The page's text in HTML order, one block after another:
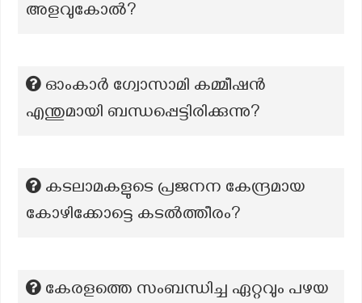
അളവുകോൽ?
ഓംകാർ ഗ്വോസാമി കമ്മീഷൻ
എന്തുമായി ബന്ധപ്പെട്ടിരിക്കുന്നു?
കടലാമകളുടെ പ്രജനന കേന്ദ്രമായ
കോഴിക്കോട്ടെ കടൽത്തീരം?
കേരളത്തെ സംബന്ധിച്ച ഏറ്റവും പഴയ